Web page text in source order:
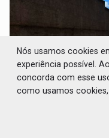
Nós usamos cookies
experiência possível.
concorda com esse
como usamos